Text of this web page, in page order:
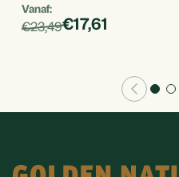
Vanaf:
€23,49€17,61